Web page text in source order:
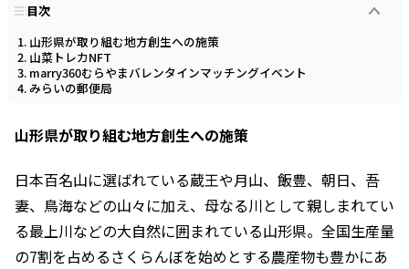
目次
山形県が取り組む地方創生への施策
山菜トレカNFT
marry360むらやまバレンタインマッチングイベント
みらいの郵便局
山形県が取り組む地方創生への施策
日本百名山に選ばれている蔵王や月山、飯豊、朝日、吾
妻、鳥海などの山々に加え、母なる川として親しまれてい
る最上川などの大自然に囲まれている山形県。全国生産量
の7割を占めるさくらんぼを始めとする農産物も豊かにあ